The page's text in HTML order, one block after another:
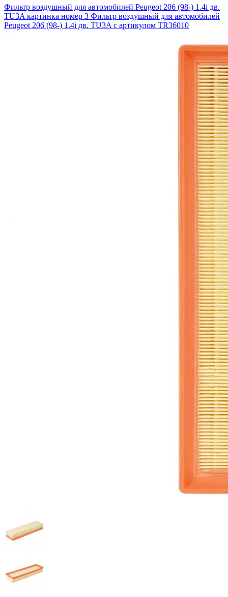
Фильтр воздушный для автомобилей Peugeot 206 (98-) 1.4i дв.
TU3A картинка номер 3 Фильтр воздушный для автомобилей
Peugeot 206 (98-) 1.4i дв. TU3A с артикулом TR36010